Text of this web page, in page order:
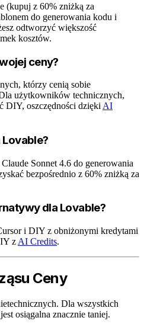
(kupuj z 60% zniżką za
do generowania kodu i
odtworzyć większość
kosztów.
ceny?
którzy cenią sobie
użytkowników technicznych,
DIY, oszczędności dzięki AI
Sonnet 4.6 do generowania
bezpośrednio z 60% zniżką za
dla Lovable?
i DIY z obniżonymi kredytami
z AI Credits.
Ceny
Dla wszystkich
osiągalna znacznie taniej.